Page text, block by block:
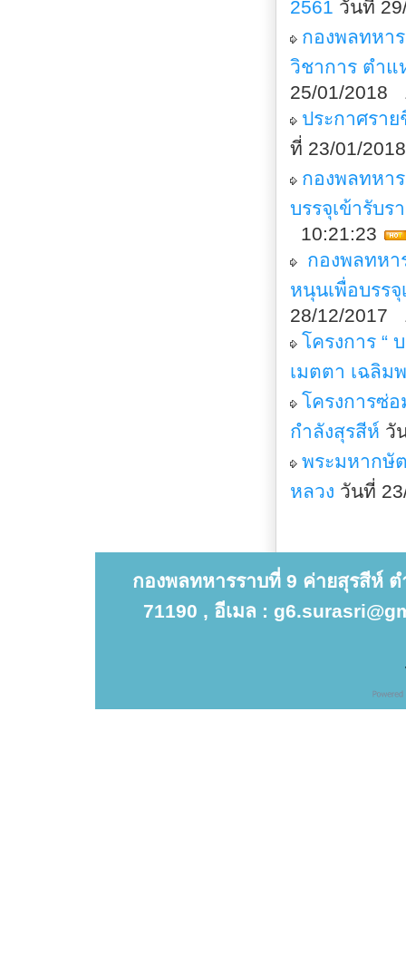
2561 วันที่
กองพลทหา
วิชาการ ตำแ
25/01/2018
ประกาศรา
ที่ 23/01/
กองพลทหา
บรรจุเข้ารับร
10:21:23
กองพลทหา
หนุนเพื่อบรร
28/12/2017
โครงการ “
เมตตา เฉลิม
โครงการซ่
กำลังสุรสีห์ วั
พระมหากษั
หลวง วันที่
กองพลทหารราบที่ 9 ค่ายสุรสีห์
71190 , อีเมล :